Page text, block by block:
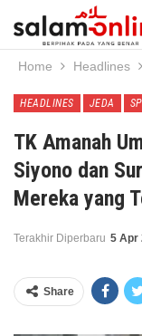
Home Headlines
HEADLINES JEDA
TK Amanah
Siyono dan
Mereka yang
Terakhir Diperbaru 5 Apr
Share